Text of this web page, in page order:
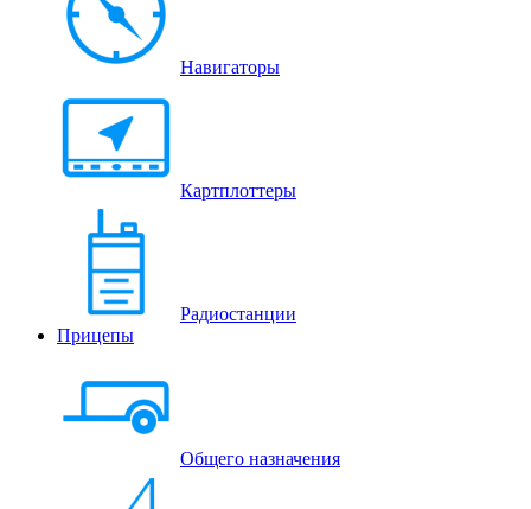
Навигаторы
Картплоттеры
Радиостанции
Прицепы
Общего назначения